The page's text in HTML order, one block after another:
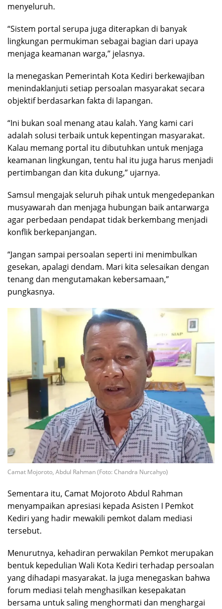
menyeluruh.
“Sistem portal serupa juga diterapkan di banyak
lingkungan permukiman sebagai bagian dari upaya
menjaga keamanan warga,” jelasnya.
Ia menegaskan Pemerintah Kota Kediri berkewajiban
menindaklanjuti setiap persoalan masyarakat secara
objektif berdasarkan fakta di lapangan.
“Ini bukan soal menang atau kalah. Yang kami cari
adalah solusi terbaik untuk kepentingan masyarakat.
Kalau memang portal itu dibutuhkan untuk menjaga
keamanan lingkungan, tentu hal itu juga harus menjadi
pertimbangan dan kita dukung,” ujarnya.
Samsul mengajak seluruh pihak untuk mengedepankan
musyawarah dan menjaga hubungan baik antarwarga
agar perbedaan pendapat tidak berkembang menjadi
konflik berkepanjangan.
“Jangan sampai persoalan seperti ini menimbulkan
gesekan, apalagi dendam. Mari kita selesaikan dengan
tenang dan mengutamakan kebersamaan,”
pungkasnya.
Camat Mojoroto, Abdul Rahman (Foto: Chandra Nurcahyo)
Sementara itu, Camat Mojoroto Abdul Rahman
menyampaikan apresiasi kepada Asisten I Pemkot
Kediri yang hadir mewakili pemkot dalam mediasi
tersebut.
Menurutnya, kehadiran perwakilan Pemkot merupakan
bentuk kepedulian Wali Kota Kediri terhadap persoalan
yang dihadapi masyarakat. Ia juga menegaskan bahwa
forum mediasi telah menghasilkan kesepakatan
bersama untuk saling menghormati dan menghargai